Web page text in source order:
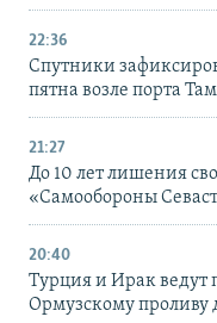
22:36
Спутники
пятна возле порта
21:27
До 10 лет лишения
«Самообороны
20:40
Турция и Ирак ведут
Ормузскому проливу